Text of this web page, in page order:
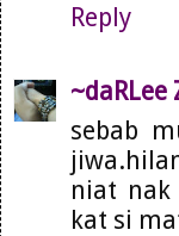
Reply
~daRLee
sebab
niat nak
kat si